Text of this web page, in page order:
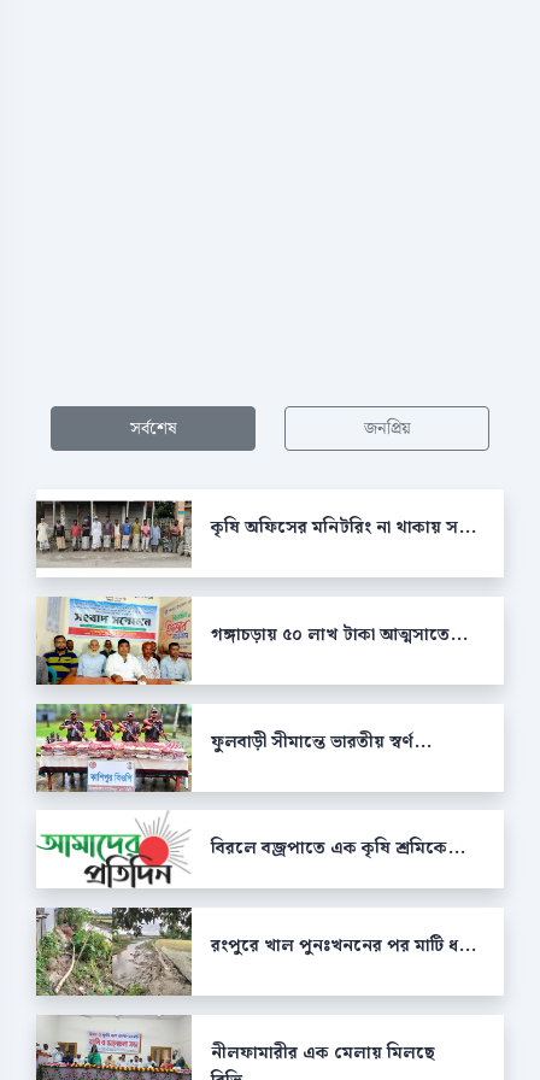
সর্বশেষ জনপ্রিয়
কৃষি অফিসের মনিটরিং না থাকায় স...
গঙ্গাচড়ায় ৫০ লাখ টাকা আত্মসাতে...
ফুলবাড়ী সীমান্তে ভারতীয় স্বর্ণ...
বিরলে বজ্রপাতে এক কৃষি শ্রমিকে...
রংপুরে খাল পুনঃখননের পর মাটি ধ...
নীলফামারীর এক মেলায় মিলছে